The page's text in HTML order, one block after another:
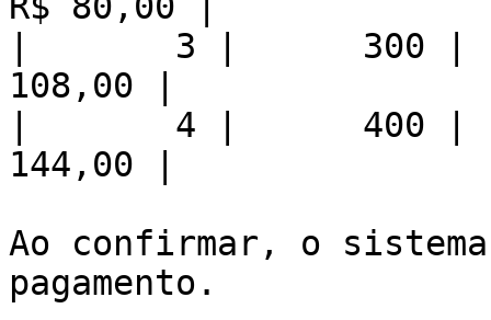
|       3 |      300 |
108,00 |
|       4 |      400 |
144,00 |
Ao confirmar, o
pagamento.